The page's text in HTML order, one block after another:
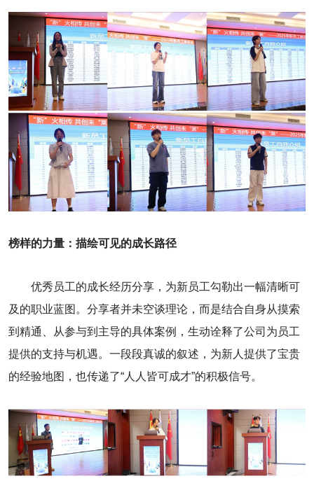
榜样的力量：描绘可见的成长路径
优秀员工的成长经历分享，为新员工勾勒出一幅清晰可
及的职业蓝图。分享者并未空谈理论，而是结合自身从摸索
到精通、从参与到主导的具体案例，生动诠释了公司为员工
提供的支持与机遇。一段段真诚的叙述，为新人提供了宝贵
的经验地图，也传递了“人人皆可成才”的积极信号。